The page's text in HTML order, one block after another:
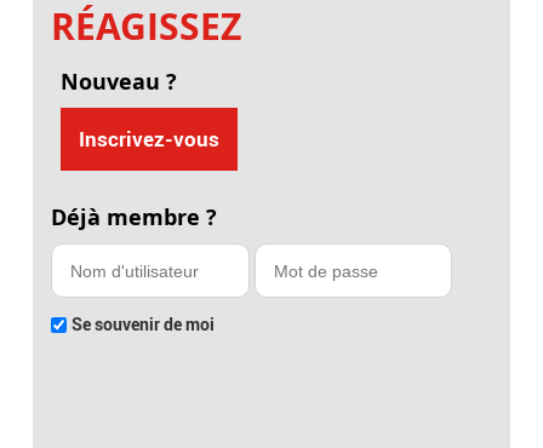
RÉAGISSEZ
Nouveau ?
Inscrivez-vous
Déjà membre ?
Se souvenir de moi